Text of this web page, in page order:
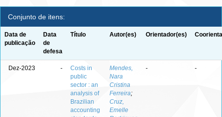
Conjunto de itens:
Data de
publicação
Data
de
defesa
Título Autor(es) Orientador(es)
Dez-2023 -
Costs in
public
sector : an
analysis of
Brazilian
accounting
Mendes,
Nara
Cristina
Ferreira;
Cruz,
Emelle
- -